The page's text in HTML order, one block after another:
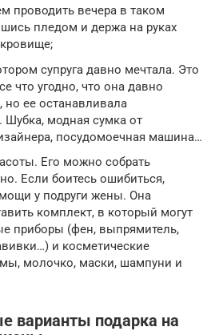
проводить вечера в таком
пледом и держа на руках
супруга давно мечтала. Это
что угодно, что она давно
но ее останавливала
Шубка, модная сумка от
посудомоечная машина…
Его можно собрать
Если боитесь ошибиться,
у подруги жены. Она
комплект, в который могут
приборы (фен, выпрямитель,
и косметические
молочко, маски, шампуни и
варианты подарка на